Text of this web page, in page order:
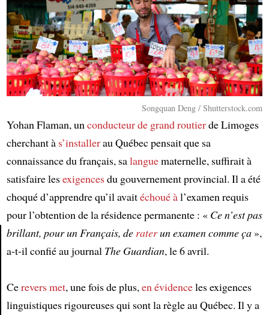
Songquan Deng / Shutterstock.com
Yohan Flaman, unconducteur de grand routierde Limoges
cherchant à s’installerau Québec pensait que sa
connaissance du français, salanguematernelle, suffirait à
satisfaire lesexigencesdu gouvernement provincial. Il a été
choqué d’apprendre qu’il avaitéchoué àl’examen requis
pour l’obtention de la résidence permanente : « Ce n’est pas
brillant, pour un Français, de raterun examen comme ça»,
a-t-il confié au journal The Guardian, le 6 avril.
Cereversmet, une fois de plus,en évidenceles exigences
linguistiques rigoureuses qui sont la règle au Québec. Il y a